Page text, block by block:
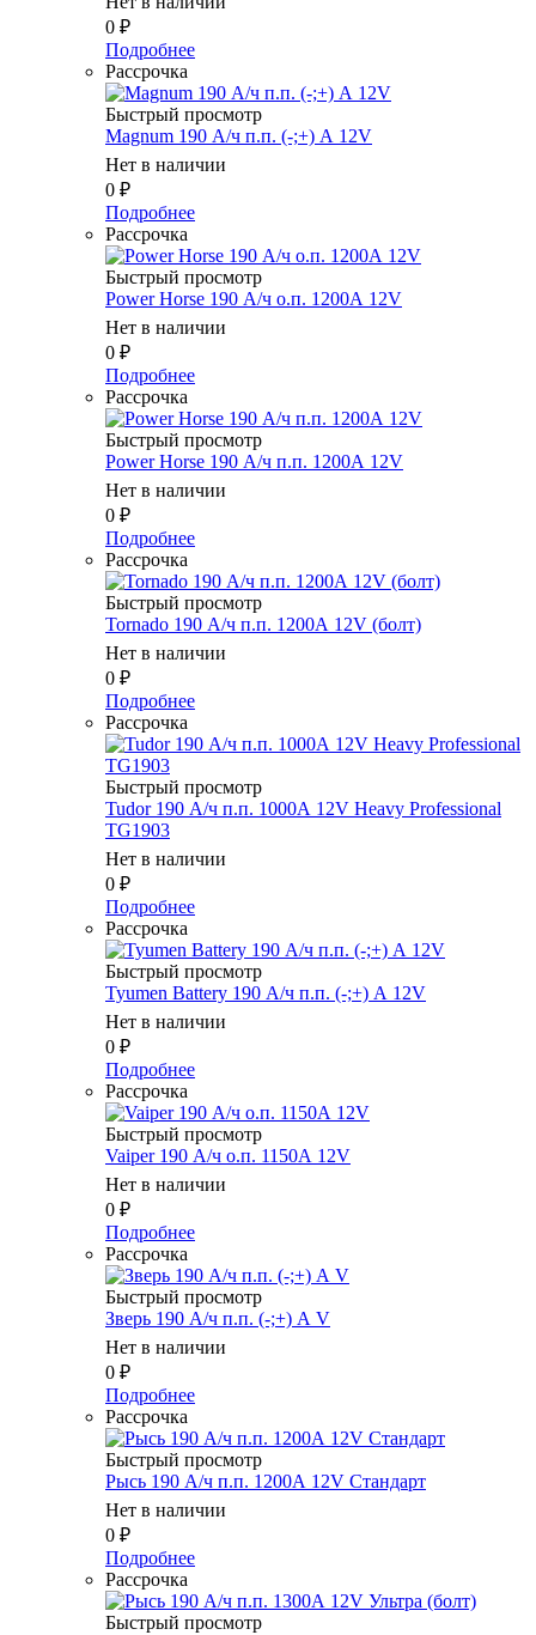
0 ₽
Подробнее
Рассрочка
Быстрый просмотр
Magnum 190 А/ч п.п. (-;+) А 12V
Нет в наличии
0 ₽
Подробнее
Рассрочка
Быстрый просмотр
Power Horse 190 А/ч о.п. 1200А 12V
Нет в наличии
0 ₽
Подробнее
Рассрочка
Быстрый просмотр
Power Horse 190 А/ч п.п. 1200А 12V
Нет в наличии
0 ₽
Подробнее
Рассрочка
Быстрый просмотр
Tornado 190 А/ч п.п. 1200А 12V (болт)
Нет в наличии
0 ₽
Подробнее
Рассрочка
Быстрый просмотр
Tudor 190 А/ч п.п. 1000А 12V Heavy Professional
TG1903
Нет в наличии
0 ₽
Подробнее
Рассрочка
Быстрый просмотр
Tyumen Battery 190 А/ч п.п. (-;+) А 12V
Нет в наличии
0 ₽
Подробнее
Рассрочка
Быстрый просмотр
Vaiper 190 А/ч о.п. 1150А 12V
Нет в наличии
0 ₽
Подробнее
Рассрочка
Быстрый просмотр
Зверь 190 А/ч п.п. (-;+) А V
Нет в наличии
0 ₽
Подробнее
Рассрочка
Быстрый просмотр
Рысь 190 А/ч п.п. 1200А 12V Стандарт
Нет в наличии
0 ₽
Подробнее
Рассрочка
Быстрый просмотр